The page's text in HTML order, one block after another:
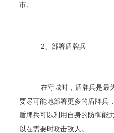
市。
2、部署盾牌兵
在守城时，盾牌兵是最
要尽可能地部署更多的盾牌兵
盾牌兵可以利用自身的防御能
以在需要时攻击敌人。